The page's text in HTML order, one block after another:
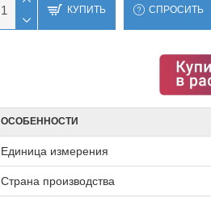
КУПИТЬ СПРОСИТЬ
ОСОБЕННОСТИ
Единица измерения
Страна производства